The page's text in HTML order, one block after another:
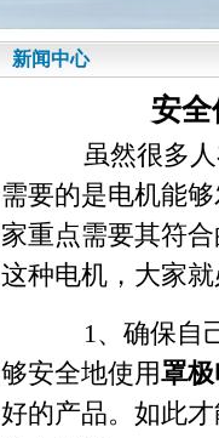
新闻中心
安
虽然很多人
需要的是电机能
家重点需要其符
这种电机，大家
1、确保自己
够安全地使用罩
好的产品。如此